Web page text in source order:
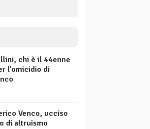
chi è il 44enne
l’omicidio di
Venco, ucciso
di altruismo